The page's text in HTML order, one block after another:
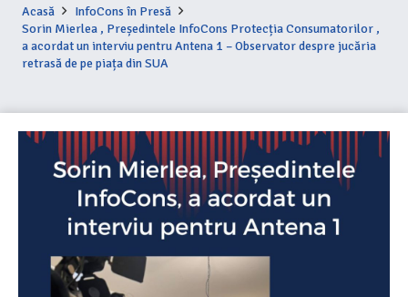
Acasă
InfoCons în Presă
Sorin Mierlea , Președintele InfoCons Protecția Consumatorilor ,
a acordat un interviu pentru Antena 1 – Observator despre jucăria
retrasă de pe piața din SUA